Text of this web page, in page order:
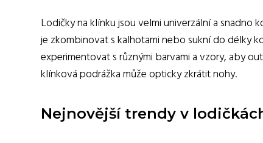
Lodičky na klínku jsou velmi univerzální a
je zkombinovat s kalhotami nebo sukní do délky
experimentovat s různými barvami a vzory, aby
klínková podrážka může opticky zkrátit nohy.
Nejnovější trendy v